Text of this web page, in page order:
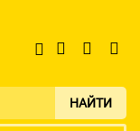
НАЙТИ